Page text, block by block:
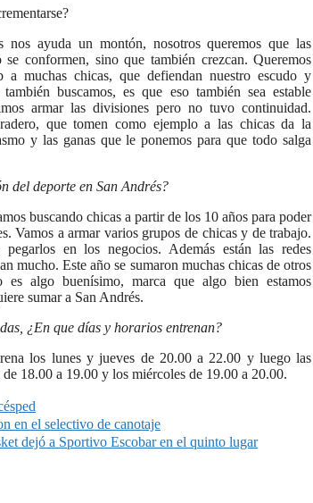
nos ayuda un montón, nosotros queremos que las
conformen, sino que también crezcan. Queremos
a muchas chicas, que defiendan nuestro escudo y
buscamos, es que eso también sea estable
armar las divisiones pero no tuvo continuidad.
que tomen como ejemplo a las chicas da la
y las ganas que le ponemos para que todo salga
del deporte en San Andrés?
buscando chicas a partir de los 10 años para poder
Vamos a armar varios grupos de chicas y de trabajo.
en los negocios. Además están las redes
mucho. Este año se sumaron muchas chicas de otros
es algo buenísimo, marca que algo bien estamos
sumar a San Andrés.
¿En que días y horarios entrenan?
los lunes y jueves de 20.00 a 22.00 y luego las
18.00 a 19.00 y los miércoles de 19.00 a 20.00.
en el selectivo de canotaje
dejó a Sportivo Escobar en el quinto lugar